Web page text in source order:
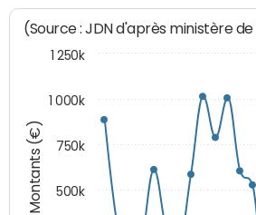
Montants (€)
(Source : JDN d'après ministère
500k
750k
1 000k
1 250k